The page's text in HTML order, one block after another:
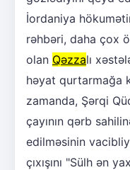
İordaniya
rəhbəri, daha çox
olan Qəzzalı
həyat qurtarmağa
zamanda, Şərqi
çayının qərb
edilməsinin
çıxışını "Sülh ən